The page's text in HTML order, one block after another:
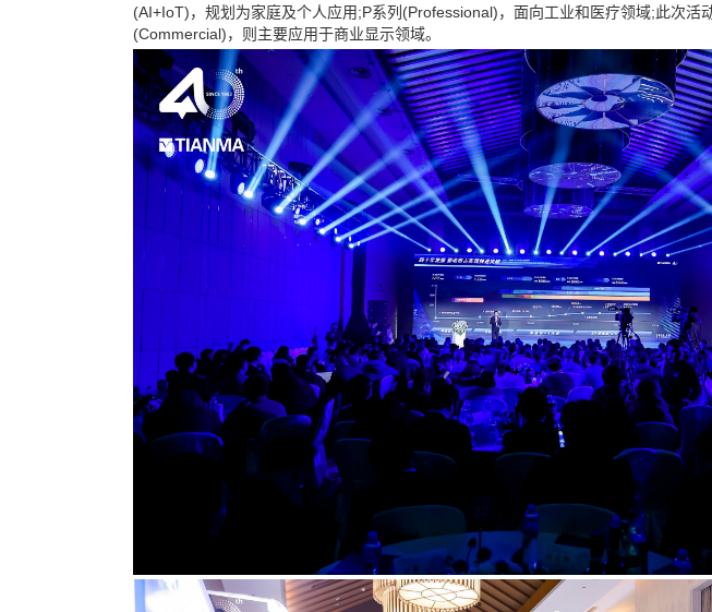
(AI+IoT)，规划为家庭及个人应用;P系列(Professional)，面向工业和医疗领域;此次活
(Commercial)，则主要应用于商业显示领域。